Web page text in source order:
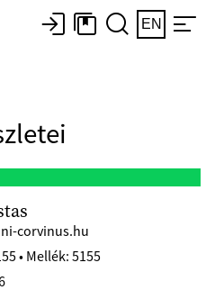
EN
corvinus.hu
• Mellék: 5155